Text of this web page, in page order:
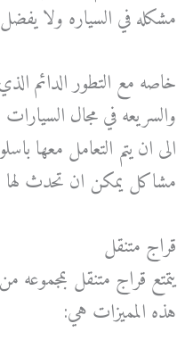
مشكله في السياره ولا
خاصه مع التطور الدائم
والسريعه في مجال السيارات
الى ان يتم التعامل معها
مشاكل يمكن ان تحدث لها
قراج متنقل
يتمتع قراج متنقل بمجموعه
هذه المميزات هي: